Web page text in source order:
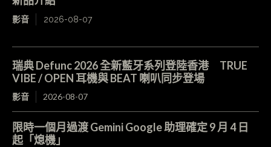
影音 2026-08-07
瑞典 Defunc 2026 全新藍牙系列登陸香港 TRUE
VIBE / OPEN 耳機與 BEAT 喇叭同步登場
影音 2026-08-07
限時一個月過渡 Gemini Google 助理確定 9 月 4 日
起「熄機」